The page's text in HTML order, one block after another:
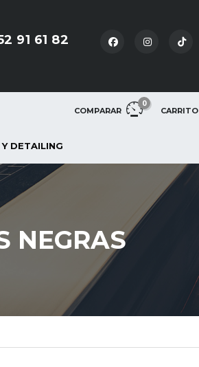
91 61 82
COMPARAR
0
CARRITO
DETAILING
NEGRAS